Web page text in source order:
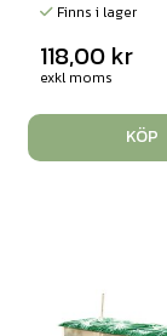
Finns i lager
118,00 kr
exkl moms
KÖP